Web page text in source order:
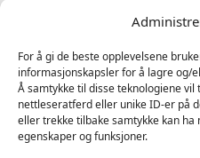
For å gi de beste opplevelsene
informasjonskapsler for å lagre og/
Å samtykke til disse teknologiene
nettleseratferd eller unike ID-er på
eller trekke tilbake samtykke kan ha
egenskaper og funksjoner.
SOSIALE MEDIER
Følg oss på sosiale
Facebook